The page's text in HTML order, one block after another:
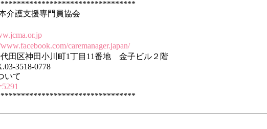
介護支援専門員協会
caremanager.japan/
田区神田小川町1丁目11番地 金子ビル２階
3518-0778
いて